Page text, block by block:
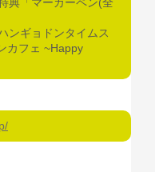
ンギョドンタイムス
カフェ ~Happy